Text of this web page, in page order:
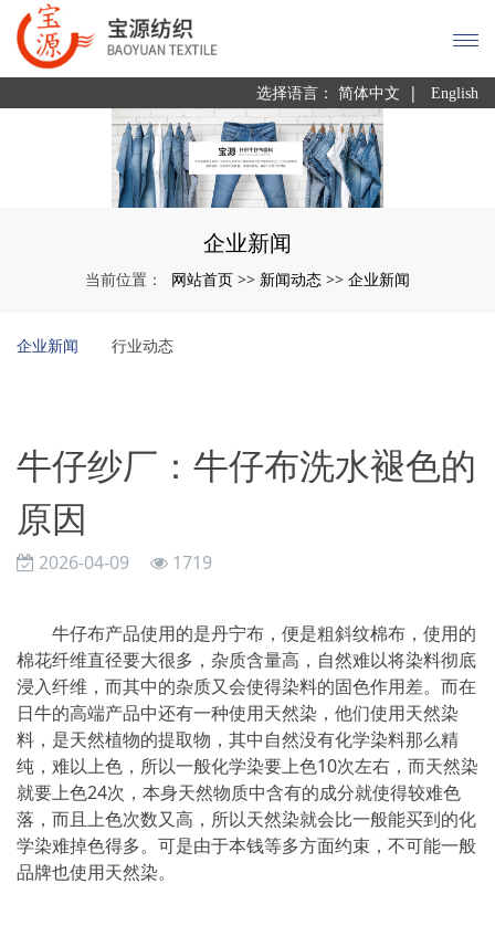
选择语言： 简体中文 | English
企业新闻
当前位置： 网站首页 >> 新闻动态 >> 企业新闻
企业新闻 行业动态
牛仔纱厂：牛仔布洗水褪色的
原因
2026-04-09 1719
牛仔布产品使用的是丹宁布，便是粗斜纹棉布，使用的
棉花纤维直径要大很多，杂质含量高，自然难以将染料彻底
浸入纤维，而其中的杂质又会使得染料的固色作用差。而在
日牛的高端产品中还有一种使用天然染，他们使用天然染
料，是天然植物的提取物，其中自然没有化学染料那么精
纯，难以上色，所以一般化学染要上色10次左右，而天然染
就要上色24次，本身天然物质中含有的成分就使得较难色
落，而且上色次数又高，所以天然染就会比一般能买到的化
学染难掉色得多。可是由于本钱等多方面约束，不可能一般
品牌也使用天然染。